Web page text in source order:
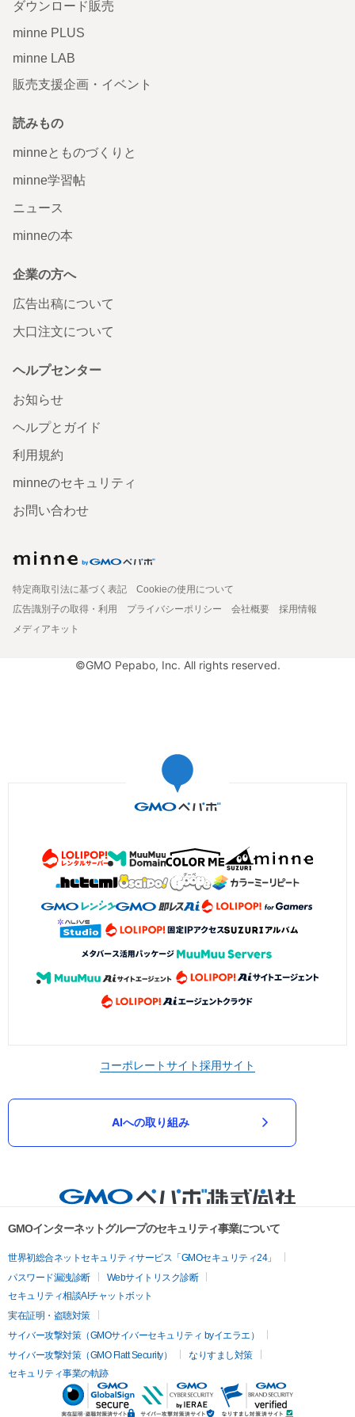
ダウンロード販売
minne PLUS
minne LAB
販売支援企画・イベント
読みもの
minneとものづくりと
minne学習帖
ニュース
minneの本
企業の方へ
広告出稿について
大口注文について
ヘルプセンター
お知らせ
ヘルプとガイド
利用規約
minneのセキュリティ
お問い合わせ
特定商取引法に基づく表記
Cookieの使用について
広告識別子の取得・利用
プライバシーポリシー 会社概要
採用情報
メディアキット
©GMO Pepabo, Inc. All rights reserved.
コーポレートサイト採用サイト
AIへの取り組み
GMOインターネットグループのセキュリティ事業について
世界初総合ネットセキュリティサービス「GMOセキュリティ24」
パスワード漏洩診断
Webサイトリスク診断
セキュリティ相談AIチャットボット
実在証明・盗聴対策
サイバー攻撃対策（GMOサイバーセキュリティ byイエラエ）
サイバー攻撃対策（GMO Flatt Security）
なりすまし対策
セキュリティ事業の軌跡